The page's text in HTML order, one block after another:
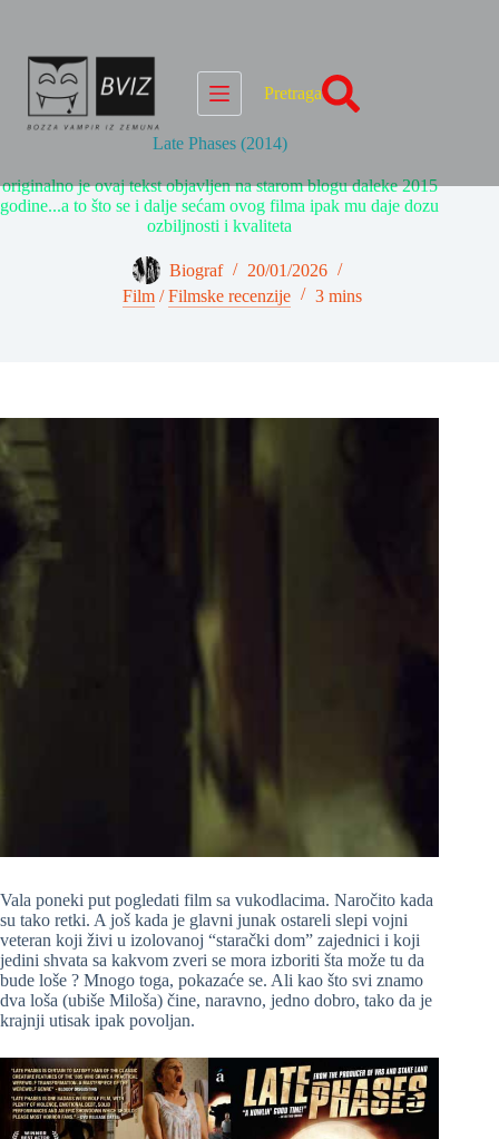
Pretraga
Late Phases (2014)
originalno je ovaj tekst objavljen na starom blogu daleke 2015
godine...a to što se i dalje sećam ovog filma ipak mu daje dozu
ozbiljnosti i kvaliteta
Biograf
20/01/2026
Film/Filmske recenzije 3 mins
Vala poneki put pogledati film sa vukodlacima. Naročito kada
su tako retki. A još kada je glavni junak ostareli slepi vojni
veteran koji živi u izolovanoj “starački dom” zajednici i koji
jedini shvata sa kakvom zveri se mora izboriti šta može tu da
bude loše ? Mnogo toga, pokazaće se. Ali kao što svi znamo
dva loša (ubiše Miloša) čine, naravno, jedno dobro, tako da je
krajnji utisak ipak povoljan.